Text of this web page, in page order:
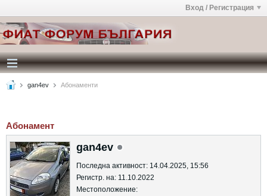
Вход / Регистрация
gan4ev Абонаменти
Абонамент
gan4ev
Последна активност: 14.04.2025, 15:56
Регистр. на: 11.10.2022
Местоположение: